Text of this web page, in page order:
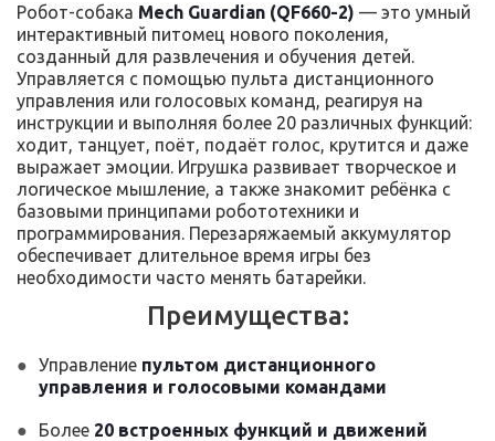
Робот-собака Mech Guardian (QF660-2) — это умный
интерактивный питомец нового поколения,
созданный для развлечения и обучения детей.
Управляется с помощью пульта дистанционного
управления или голосовых команд, реагируя на
инструкции и выполняя более 20 различных функций:
ходит, танцует, поёт, подаёт голос, крутится и даже
выражает эмоции. Игрушка развивает творческое и
логическое мышление, а также знакомит ребёнка с
базовыми принципами робототехники и
программирования. Перезаряжаемый аккумулятор
обеспечивает длительное время игры без
необходимости часто менять батарейки.
Преимущества:
Управление пультом дистанционного
управления и голосовыми командами
Более 20 встроенных функций и движений